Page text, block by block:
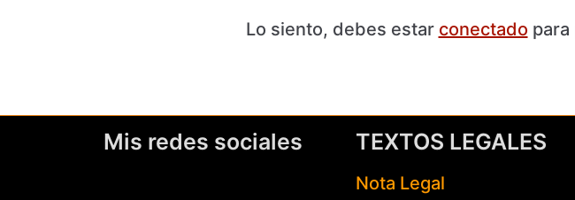
Lo siento, debes estar conectado
Mis redes sociales TEXTOS LEGALES
Nota Legal